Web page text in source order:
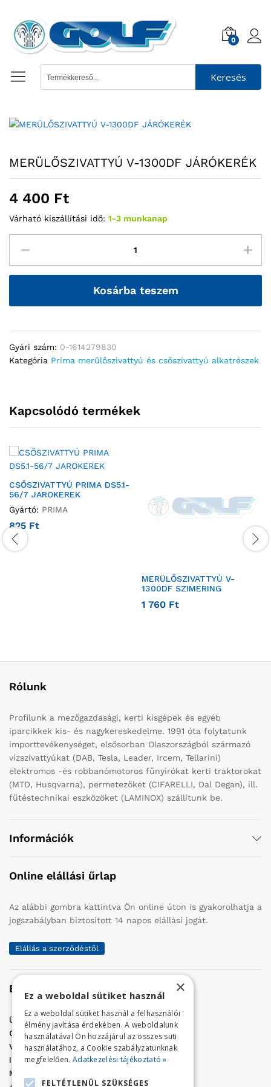
0
Keresés
MERÜLŐSZIVATTYÚ V-1300DF JÁRÓKERÉK
4 400 Ft
Várható kiszállítási idő: 1-3 munkanap
Kosárba teszem
Gyári szám: 0-1614279830
Kategória Prima merülőszivattyú és csőszivattyú alkatrészek
Kapcsolódó termékek
CSŐSZIVATTYÚ PRIMA DS5.1-
56/7 JAROKEREK
Gyártó: PRIMA
825 Ft
MERÜLŐSZIVATTYÚ V-
1300DF SZIMERING
1 760 Ft
Rólunk
Profilunk a mezőgazdasági, kerti kisgépek és egyéb
iparcikkek kis- és nagykereskedelme. 1991 óta folytatunk
importtevékenységet, elsősorban Olaszországból származó
vízszivattyúkat (DAB, Tesla, Leader, Ircem, Tellarini)
elektromos -és robbanómotoros fűnyírókat kerti traktorokat
(MTD, Husqvarna), permetezőket (CIFARELLI, Dal Degan), ill.
fűtéstechnikai eszközöket (LAMINOX) szállítunk be.
Információk
Online elállási űrlap
Az alábbi gombra kattintva Ön online úton is gyakorolhatja a
jogszabályban biztosított 14 napos elállási jogát.
Elállás a szerződéstől
Elérhetőség
Üzletünk címe:
Szolnok, Vércse út 17.
Golf Center Áruház:06 (56) 423-324
VÁR-Kert Áruház: 06 (56) 429-771
Iroda:06 (56) 421-857
Megrendelés, termék információ:
×
Ez a weboldal sütiket használ
Ez a weboldal sütiket használ a felhasználói
élmény javítása érdekében. A weboldalunk
használatával Ön hozzájárul az összes süti
használatához, a Cookie szabályzatunknak
megfelelően. Adatkezelési tájékoztató »
FELTÉTLENÜL SZÜKSÉGES